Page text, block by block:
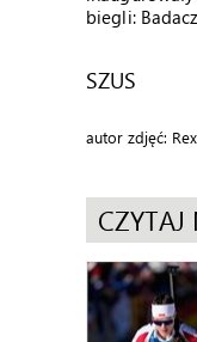
biegli:
SZUS
autor zdjęć:
CZYTAJ